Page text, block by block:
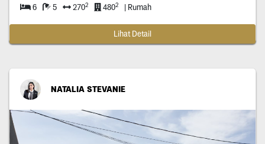
6 5 2702 4802 | Rumah
Lihat Detail
NATALIA STEVANIE